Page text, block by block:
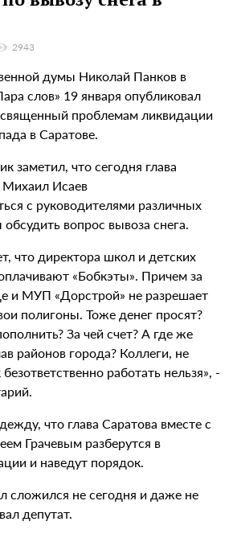
2943
думы Николай Панков в
слов» 19 января опубликовал
проблемам ликвидации
в Саратове.
заметил, что сегодня глава
Михаил Исаев
с руководителями различных
вопрос вывоза снега.
что директора школ и детских
«Бобкэты». Причем за
и МУП «Дорстрой» не разрешает
полигоны. Тоже денег просят?
За чей счет? А где же
районов города? Коллеги, не
работать нельзя», -
что глава Саратова вместе с
Грачевым разберутся в
и наведут порядок.
сложился не сегодня и даже не
депутат.